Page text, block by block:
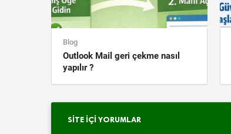
Blog
Outlook Mail geri çekme nasıl
yapılır ?
SITE İÇI YORUMLAR